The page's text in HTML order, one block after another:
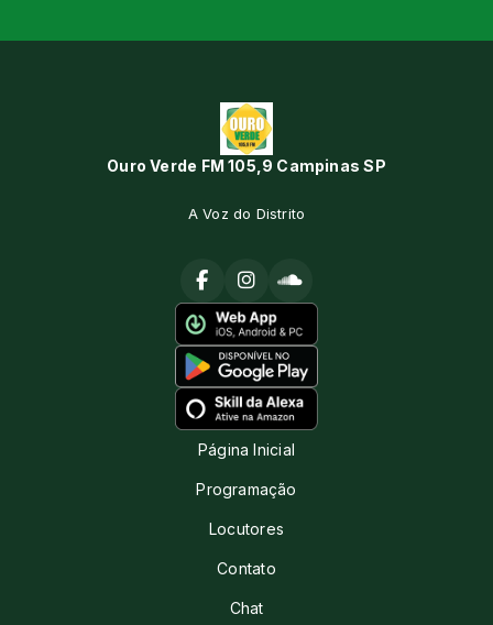
Ouro Verde FM 105,9 Campinas SP
A Voz do Distrito
Página Inicial
Programação
Locutores
Contato
Chat